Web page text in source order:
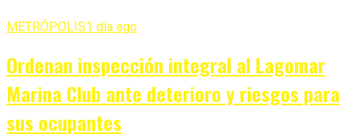
METRÓPOLIS1 día ago
Ordenan inspección integral al Lagomar
Marina Club ante deterioro y riesgos para
sus ocupantes